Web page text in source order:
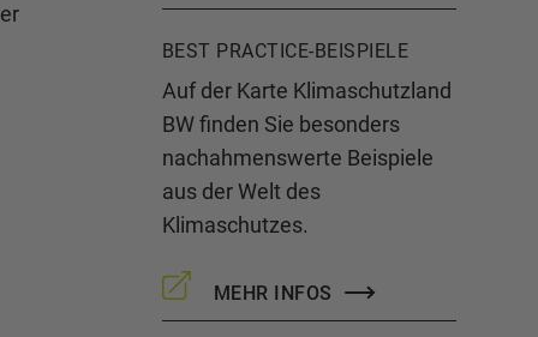
BEST PRACTICE-BEISPIELE
Auf der Karte Klimaschutzland
BW finden Sie besonders
nachahmenswerte Beispiele
aus der Welt des
Klimaschutzes.
MEHR INFOS